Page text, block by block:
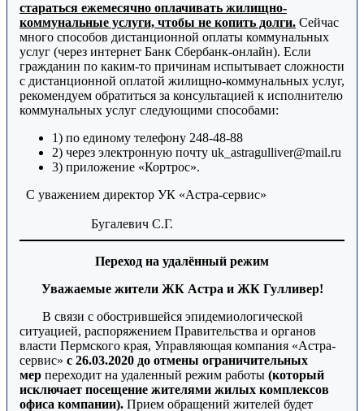
стараться ежемесячно оплачивать жилищно-
коммунальные услуги, чтобы не копить долги. Сейчас
много способов дистанционной оплаты коммунальных
услуг (через интернет Банк Сбербанк-онлайн). Если
гражданин по каким-то причинам испытывает сложности
с дистанционной оплатой жилищно-коммунальных услуг,
рекомендуем обратиться за консультацией к исполнителю
коммунальных услуг следующими способами:
1) по единому телефону 248-48-88
2) через электронную почту uk_astragulliver@mail.ru
3) приложение «Кортрос».
С уважением директор УК «Астра-сервис»
Бугалевич С.Г.
Переход на удалённый режим
Уважаемые жители ЖК Астра и ЖК Гулливер!
В связи с обострившейся эпидемиологической
ситуацией, распоряжением Правительства и органов
власти Пермского края, Управляющая компания «Астра-
сервис» с 26.03.2020 до отмены ограничительных
мер переходит на удаленный режим работы (который
исключает посещение жителями жилых комплексов
офиса компании). Прием обращений жителей будет